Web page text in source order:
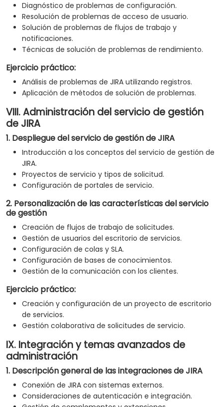
Diagnóstico de problemas de configuración.
Resolución de problemas de acceso de usuario.
Solución de problemas de flujos de trabajo y
notificaciones.
Técnicas de solución de problemas de rendimiento.
Ejercicio práctico:
Análisis de problemas de JIRA utilizando registros.
Aplicación de métodos de solución de problemas.
VIII. Administración del servicio de gestión
de JIRA
1. Despliegue del servicio de gestión de JIRA
Introducción a los conceptos del servicio de gestión de
JIRA.
Proyectos de servicio y tipos de solicitud.
Configuración de portales de servicio.
2. Personalización de las características del servicio
de gestión
Creación de flujos de trabajo de solicitudes.
Gestión de usuarios del escritorio de servicios.
Configuración de colas y SLA.
Configuración de bases de conocimientos.
Gestión de la comunicación con los clientes.
Ejercicio práctico:
Creación y configuración de un proyecto de escritorio
de servicios.
Gestión colaborativa de solicitudes de servicio.
IX. Integración y temas avanzados de
administración
1. Descripción general de las integraciones de JIRA
Conexión de JIRA con sistemas externos.
Consideraciones de autenticación e integración.